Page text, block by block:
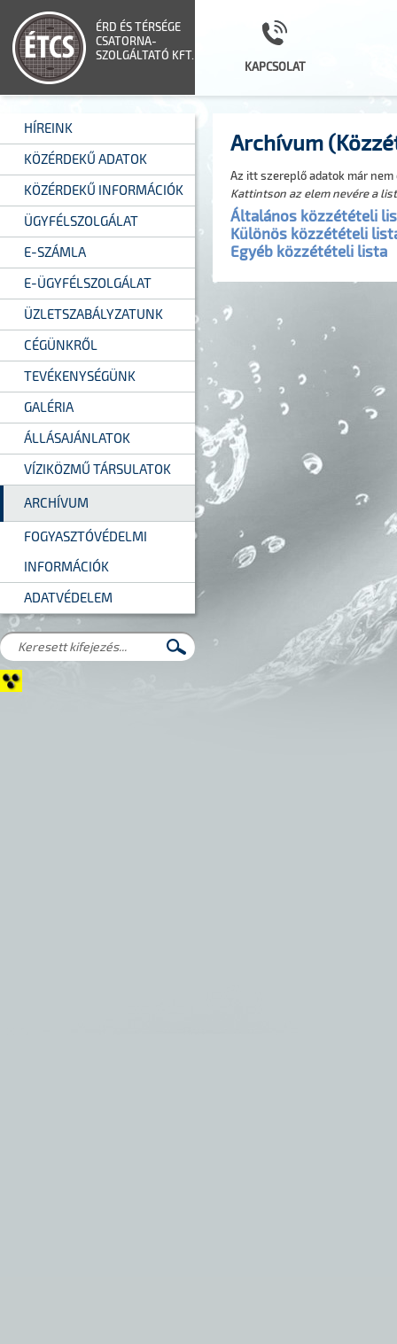
ÉRD ÉS TÉRSÉGE
CSATORNA-
SZOLGÁLTATÓ KFT.
KAPCSOLAT
HÍREINK
KÖZÉRDEKŰ ADATOK
KÖZÉRDEKŰ INFORMÁCIÓK
ÜGYFÉLSZOLGÁLAT
E-SZÁMLA
E-ÜGYFÉLSZOLGÁLAT
ÜZLETSZABÁLYZATUNK
CÉGÜNKRŐL
TEVÉKENYSÉGÜNK
GALÉRIA
ÁLLÁSAJÁNLATOK
VÍZIKÖZMŰ TÁRSULATOK
ARCHÍVUM
FOGYASZTÓVÉDELMI
INFORMÁCIÓK
ADATVÉDELEM
Archívum
Az itt szereplő adatok már
Kattintson az elem nevére a
Általános közzétételi
Különös közzétételi
Egyéb közzétételi lista